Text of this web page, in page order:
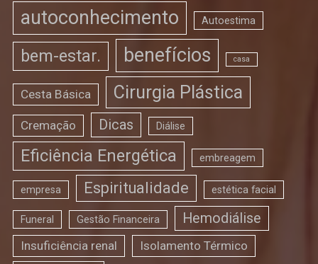
autoconhecimento Autoestima
bem-estar. benefícios casa
Cesta Básica Cirurgia Plástica
Cremação Dicas Diálise
Eficiência Energética embreagem
empresa Espiritualidade estética facial
Funeral Gestão Financeira Hemodiálise
Insuficiência renal Isolamento Térmico